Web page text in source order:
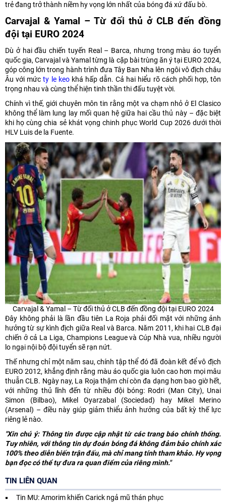
trẻ đang trở thành niềm hy vọng lớn nhất của bóng đá xứ đấu bò.
Carvajal & Yamal – Từ đối thủ ở CLB đến đồng
đội tại EURO 2024
Dù ở hai đầu chiến tuyến Real – Barca, nhưng trong màu áo tuyển
quốc gia, Carvajal và Yamal từng là cặp bài trùng ăn ý tại EURO 2024,
góp công lớn trong hành trình đưa Tây Ban Nha lên ngôi vô địch châu
Âu với mứcty le keokhá hấp dẫn. Cả hai hiểu rõ cách phối hợp, tôn
trọng nhau và cùng thể hiện tinh thần thi đấu tuyệt vời.
Chính vì thế, giới chuyên môn tin rằng một va chạm nhỏ ở El Clasico
không thể làm lung lay mối quan hệ giữa hai cầu thủ này – đặc biệt
khi họ cùng chia sẻ khát vọng chinh phục World Cup 2026 dưới thời
HLV Luis de la Fuente.
Carvajal & Yamal – Từ đối thủ ở CLB đến đồng đội tại EURO 2024
Đây không phải là lần đầu tiên La Roja phải đối mặt với những ảnh
hưởng từ sự kình địch giữa Real và Barca. Năm 2011, khi hai CLB đại
chiến ở cả La Liga, Champions League và Cúp Nhà vua, nhiều người
lo ngại nội bộ đội tuyển sẽ rạn nứt.
Thế nhưng chỉ một năm sau, chính tập thể đó đã đoàn kết để vô địch
EURO 2012, khẳng định rằng màu áo quốc gia luôn cao hơn mọi mâu
thuẫn CLB. Ngày nay, La Roja thậm chí còn đa dạng hơn bao giờ hết,
với những thủ lĩnh đến từ nhiều đội bóng: Rodri (Man City), Unai
Simon (Bilbao), Mikel Oyarzabal (Sociedad) hay Mikel Merino
(Arsenal) – điều này giúp giảm thiểu ảnh hưởng của bất kỳ thế lực
riêng lẻ nào.
"Xin chú ý: Thông tin được cập nhật từ các trang báo chính thống.
Tuy nhiên, với thông tin dự đoán bóng đá không đảm bảo chính xác
100% theo diễn biến trận đấu, mà chỉ mang tính tham khảo. Hy vọng
bạn đọc có thể tự đưa ra quan điểm của riêng mình."
TIN LIÊN QUAN
Tin MU: Amorim khiến Carick ngả mũ thán phục